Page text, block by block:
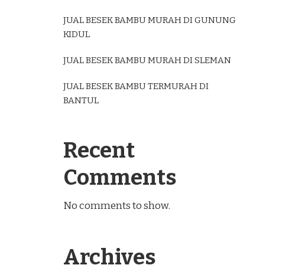
JUAL BESEK BAMBU MURAH DI GUNUNG
KIDUL
JUAL BESEK BAMBU MURAH DI SLEMAN
JUAL BESEK BAMBU TERMURAH DI
BANTUL
Recent
Comments
No comments to show.
Archives